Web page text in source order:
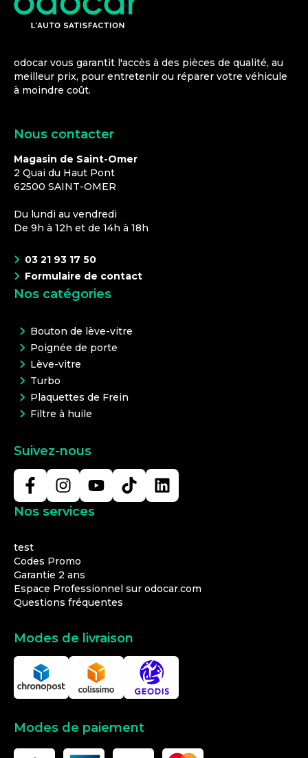
odocar vous garantit l'accès à des pièces de qualité, au
meilleur prix, pour entretenir ou réparer votre véhicule
à moindre coût.
Nous contacter
Magasin de Saint-Omer
2 Quai du Haut Pont
62500 SAINT-OMER
Du lundi au vendredi
De 9h à 12h et de 14h à 18h
03 21 93 17 50
Formulaire de contact
Nos catégories
Bouton de lève-vitre
Poignée de porte
Lève-vitre
Turbo
Plaquettes de Frein
Filtre à huile
Suivez-nous
Nos services
test
Codes Promo
Garantie 2 ans
Espace Professionnel sur odocar.com
Questions fréquentes
Modes de livraison
Modes de paiement